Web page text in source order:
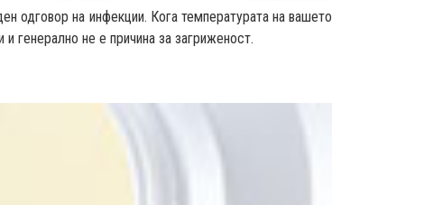
одговор на инфекции. Кога температурата на вашето
генерално не е причина за загриженост.